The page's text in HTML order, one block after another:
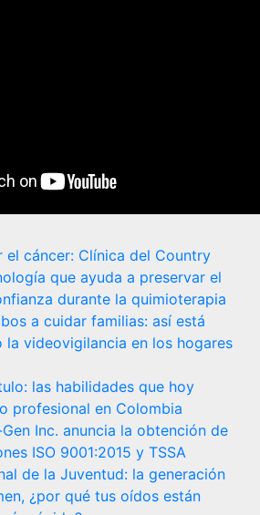
el cáncer: Clínica del Country
que ayuda a preservar el
durante la quimioterapia
a cuidar familias: así está
la videovigilancia en los hogares
las habilidades que hoy
profesional en Colombia
Inc. anuncia la obtención de
ISO 9001:2015 y TSSA
de la Juventud: la generación
¿por qué tus oídos están